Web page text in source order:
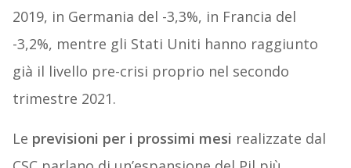
2019, in Germania del -3,3%, in Francia del
-3,2%, mentre gli Stati Uniti hanno raggiunto
già il livello pre-crisi proprio nel secondo
trimestre 2021.
Le previsioni per i prossimi mesi realizzate dal